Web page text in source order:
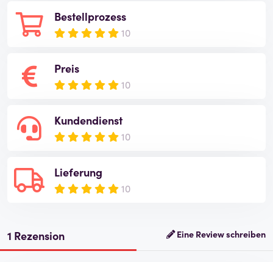
Bestellprozess
10
Preis
10
Kundendienst
10
Lieferung
10
1 Rezension Eine Review schreiben